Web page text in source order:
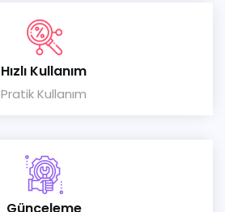
Hızlı Kullanım
Pratik Kullanım
Günceleme